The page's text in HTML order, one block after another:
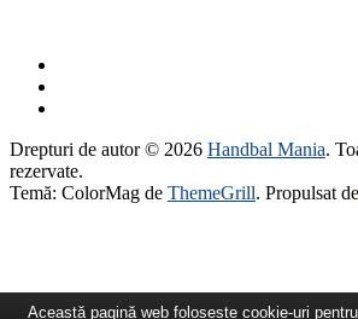
Drepturi de autor © 2026 Handbal Mania.
rezervate.
Temă: ColorMag de ThemeGrill. Propulsat de
Această pagină web folosește cookie-uri